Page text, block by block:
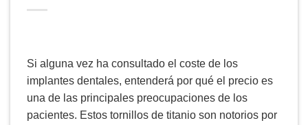
Si alguna vez ha consultado el coste de los
implantes dentales, entenderá por qué el precio es
una de las principales preocupaciones de los
pacientes. Estos tornillos de titanio son notorios por